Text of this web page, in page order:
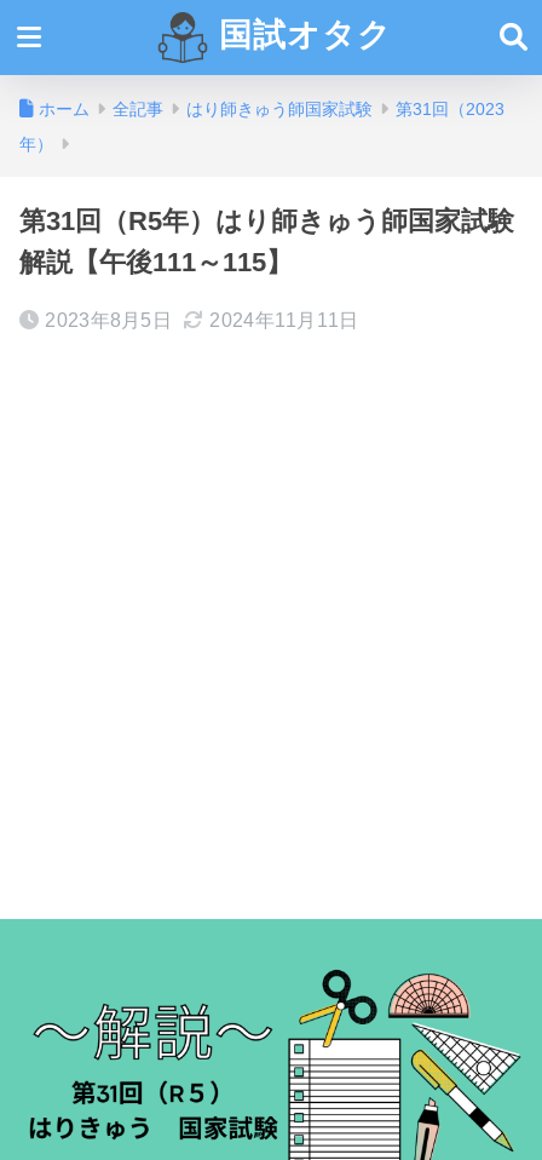
国試オタク
ホーム 全記事 はり師きゅう師国家試験
第31回（2023
年）
第31回（R5年）はり師きゅう師国家試験
解説【午後111～115】
2023年8月5日 2024年11月11日